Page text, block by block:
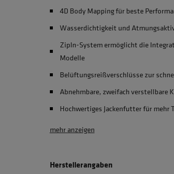
4D Body Mapping für beste
Wasserdichtigkeit und
ZipIn-System ermöglicht die
Modelle
Belüftungsreißverschlüsse zur
Abnehmbare, zweifach verstellbare
Hochwertiges Jackenfutter für mehr
mehr anzeigen
Herstellerangaben